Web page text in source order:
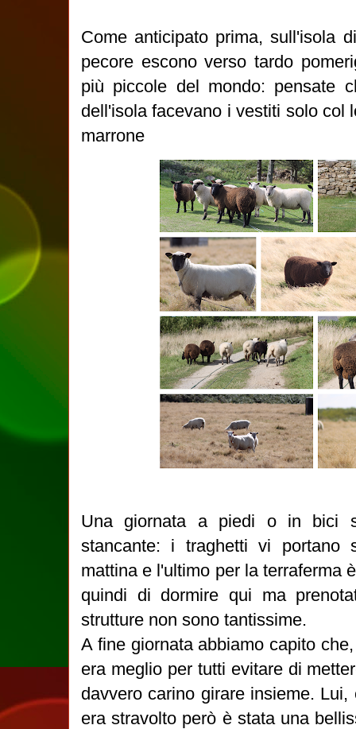
Come anticipato prima, sull'isola
pecore escono verso tardo
più piccole del mondo: pensate
dell'isola facevano i vestiti solo col
marrone
Una giornata a piedi o in bici
stancante: i traghetti vi portano
mattina e l'ultimo per la terraferma
quindi di dormire qui ma
strutture non sono tantissime.
A fine giornata abbiamo capito
era meglio per tutti evitare di
davvero carino girare insieme.
era stravolto però è stata una